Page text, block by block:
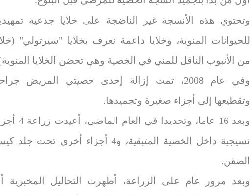
وتحتوي هذه الأنسجة غير الناضجة على خلايا جذعية
للحيوانات المنوية، وخلايا داعمة تعرف بخلايا "سيرتولي"
من الأنبوب الناقل للمني في الخصية وهي تحضن الخلايا
وفي عام 2008، تمت إزالة إحدى خصيتي المريض
وتقطيعها إلى أجزاء صغيرة وتجميدها.
وبعد 16 عاما، وتحديدا في العام
نسيجية داخل الخصية المتبقية، و4 أجزاء أخرى تحت جلد
الصفن.
وبعد مرور عام على الزراعة، أظهرت التحاليل المخبرية